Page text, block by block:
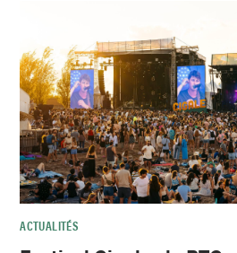
ACTUALITÉS